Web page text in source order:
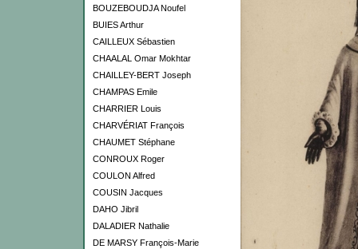
BOUZEBOUDJA Noufel
BUIES Arthur
CAILLEUX Sébastien
CHAALAL Omar Mokhtar
CHAILLEY-BERT Joseph
CHAMPAS Emile
CHARRIER Louis
CHARVÉRIAT François
CHAUMET Stéphane
CONROUX Roger
COULON Alfred
COUSIN Jacques
DAHO Jibril
DALADIER Nathalie
DE MARSY François-Marie